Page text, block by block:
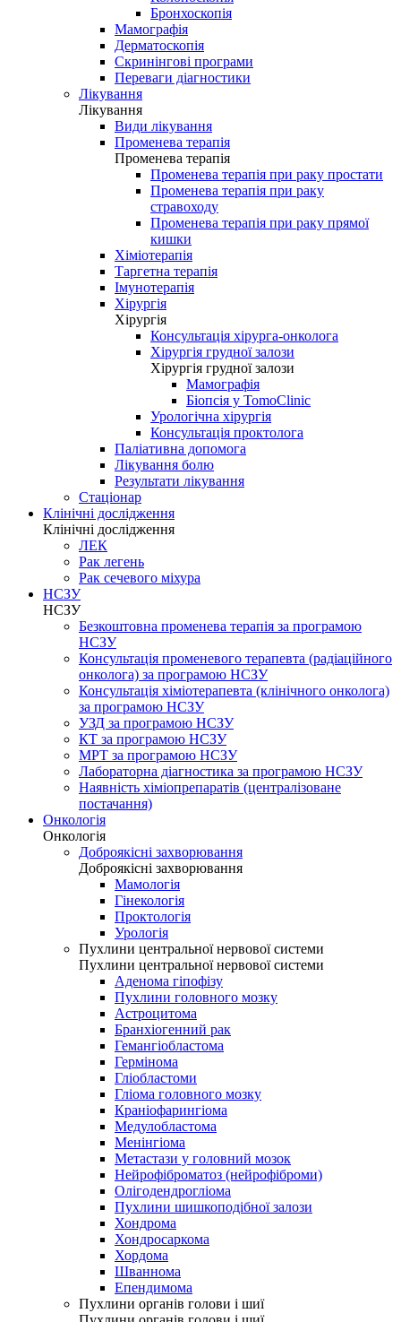
Бронхоскопія
Мамографія
Дерматоскопія
Скринінгові програми
Переваги діагностики
Лікування
Лікування
Види лікування
Променева терапія
Променева терапія
Променева терапія при раку простати
Променева терапія при раку
стравоходу
Променева терапія при раку прямої
кишки
Хіміотерапія
Таргетна терапія
Імунотерапія
Хірургія
Хірургія
Консультація хірурга-онколога
Хірургія грудної залози
Хірургія грудної залози
Мамографія
Біопсія у TomoClinic
Урологічна хірургія
Консультація проктолога
Паліативна допомога
Лікування болю
Результати лікування
Стаціонар
Клінічні дослідження
Клінічні дослідження
ЛЕК
Рак легень
Рак сечевого міхура
НСЗУ
НСЗУ
Безкоштовна променева терапія за програмою
НСЗУ
Консультація променевого терапевта (радіаційного
онколога) за програмою НСЗУ
Консультація хіміотерапевта (клінічного онколога)
за програмою НСЗУ
УЗД за програмою НСЗУ
КТ за програмою НСЗУ
МРТ за програмою НСЗУ
Лабораторна діагностика за програмою НСЗУ
Наявність хіміопрепаратів (централізоване
постачання)
Онкологія
Онкологія
Доброякісні захворювання
Доброякісні захворювання
Мамологія
Гінекологія
Проктологія
Урологія
Пухлини центральної нервової системи
Пухлини центральної нервової системи
Аденома гіпофізу
Пухлини головного мозку
Астроцитома
Бранхіогенний рак
Гемангіобластома
Гермінома
Гліобластоми
Гліома головного мозку
Краніофарингіома
Медулобластома
Менінгіома
Метастази у головний мозок
Нейрофіброматоз (нейрофіброми)
Олігодендрогліома
Пухлини шишкоподібної залози
Хондрома
Хондросаркома
Хордома
Шваннома
Епендимома
Пухлини органів голови і шиї